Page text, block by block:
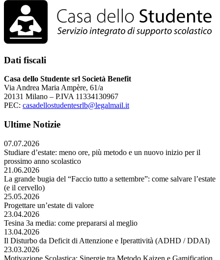
Dati fiscali
Casa dello Studente srl Società Benefit
Via Andrea Maria Ampère, 61/a
20131 Milano – P.IVA 11334130967
PEC: casadellostudentesrlb@legalmail.it
Ultime Notizie
07.07.2026
Studiare d’estate: meno ore, più metodo e un nuovo inizio per il
prossimo anno scolastico
21.06.2026
La grande bugia del “Faccio tutto a settembre”: come salvare l’estate
(e il cervello)
25.05.2026
Progettare un’estate di valore
23.04.2026
Tesina 3a media: come prepararsi al meglio
13.04.2026
Il Disturbo da Deficit di Attenzione e Iperattività (ADHD / DDAI)
23.03.2026
Motivazione Scolastica: Sinergie tra Metodo Kaizen e Gamification